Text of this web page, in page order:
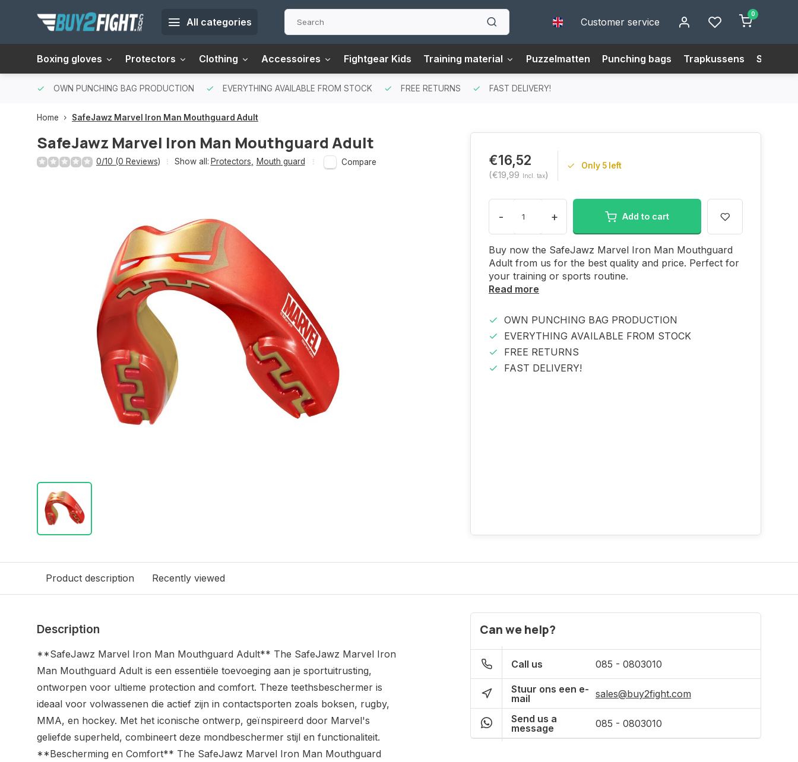
All categories Customer service
0
Boxing gloves Protectors Clothing Accessoires Fightgear Kids Training material Puzzelmatten Punching bags Trapkussens Size
OWN PUNCHING BAG PRODUCTION EVERYTHING AVAILABLE FROM STOCK FREE RETURNS FAST DELIVERY!
Home SafeJawz Marvel Iron Man Mouthguard Adult
SafeJawz Marvel Iron Man Mouthguard Adult
0/10 (0 Reviews) Show all: Protectors Mouth guard Compare €16,52
(€19,99 Incl. tax)
Only 5 left
- + Add to cart
Buy now the SafeJawz Marvel Iron Man Mouthguard
Adult from us for the best quality and price. Perfect for
your training or sports routine.
Read more
OWN PUNCHING BAG PRODUCTION
EVERYTHING AVAILABLE FROM STOCK
FREE RETURNS
FAST DELIVERY!
Product description Recently viewed
Description
**SafeJawz Marvel Iron Man Mouthguard Adult** The SafeJawz Marvel Iron
Man Mouthguard Adult is een essentiële toevoeging aan je sportuitrusting,
ontworpen voor ultieme protection and comfort. Theze teethsbeschermer is
ideaal voor volwassenen die actief zijn in contactsporten zoals boksen, rugby,
MMA, en hockey. Met het iconische ontwerp, geïnspireerd door Marvel's
geliefde superheld, combineert deze mondbeschermer stijl en functionaliteit.
**Bescherming en Comfort** The SafeJawz Marvel Iron Man Mouthguard
Can we help?
Call us 085 - 0803010
Stuur ons een e-
mail
sales@buy2fight.com
Send us a
message
085 - 0803010